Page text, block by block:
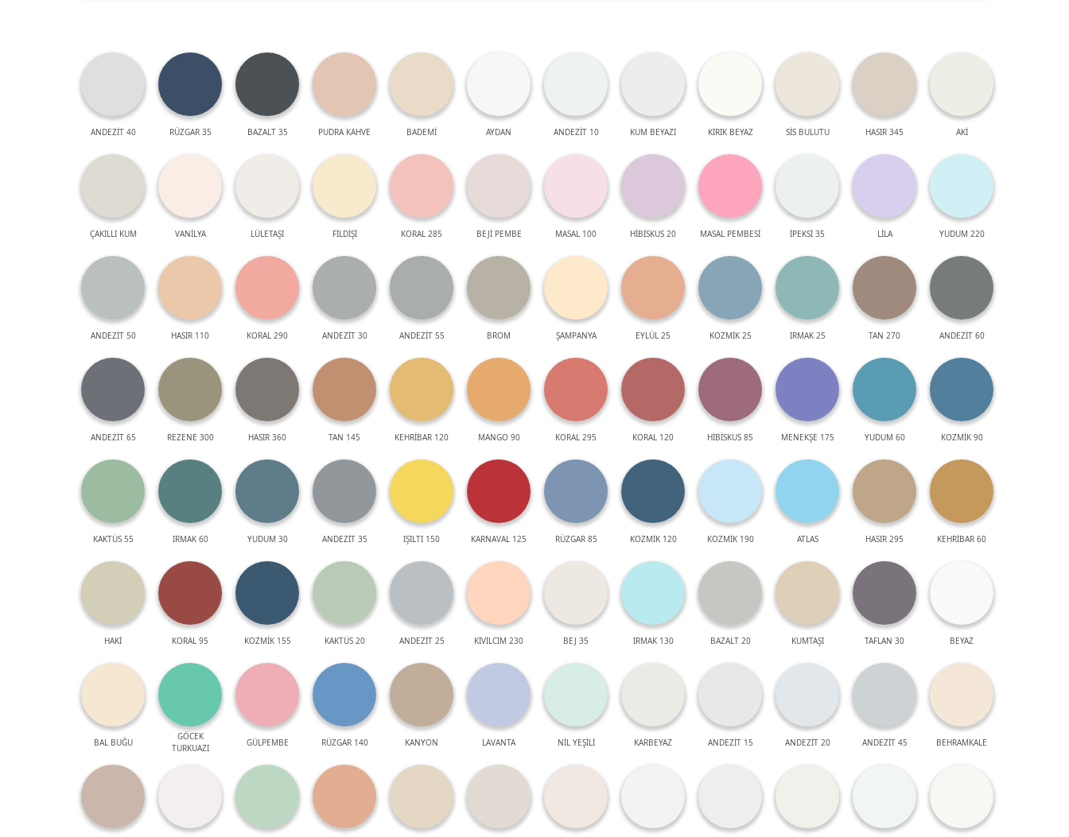
ANDEZİT 40 RÜZGAR 35 BAZALT 35 PUDRA KAHVE BADEMİ AYDAN ANDEZİT 10 KUM BEYAZI KIRIK BEYAZ SİS BULUTU HASIR 345 AKİ
ÇAKILLI KUM VANİLYA LÜLETAŞI FİLDİŞİ KORAL 285 BEJİ PEMBE MASAL 100 HİBİSKUS 20 MASAL PEMBESİ İPEKSİ 35 LİLA YUDUM 220
ANDEZİT 50 HASIR 110 KORAL 290 ANDEZİT 30 ANDEZİT 55 BROM ŞAMPANYA EYLÜL 25 KOZMİK 25 IRMAK 25 TAN 270 ANDEZİT 60
ANDEZİT 65 REZENE 300 HASIR 360 TAN 145 KEHRİBAR 120 MANGO 90 KORAL 295 KORAL 120 HİBİSKUS 85 MENEKŞE 175 YUDUM 60 KOZMİK 90
KAKTÜS 55 IRMAK 60 YUDUM 30 ANDEZİT 35 IŞILTI 150 KARNAVAL 125 RÜZGAR 85 KOZMİK 120 KOZMİK 190 ATLAS HASIR 295 KEHRİBAR 60
HAKİ KORAL 95 KOZMİK 155 KAKTÜS 20 ANDEZİT 25 KIVILCIM 230 BEJ 35 IRMAK 130 BAZALT 20 KUMTAŞI TAFLAN 30 BEYAZ
BAL BUĞU
GÖCEK
TURKUAZI
GÜLPEMBE RÜZGAR 140 KANYON LAVANTA NİL YEŞİLİ KARBEYAZ ANDEZİT 15 ANDEZİT 20 ANDEZİT 45 BEHRAMKALE